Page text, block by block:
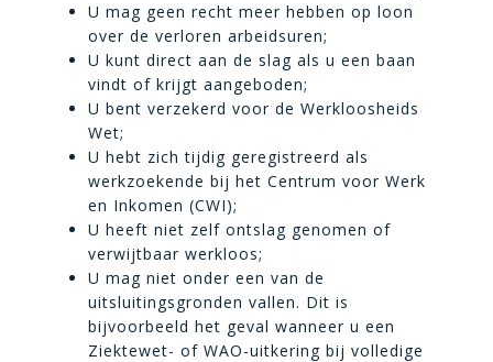
U mag geen recht meer hebben op loon
over de verloren arbeidsuren;
U kunt direct aan de slag als u een baan
vindt of krijgt aangeboden;
U bent verzekerd voor de Werkloosheids
Wet;
U hebt zich tijdig geregistreerd als
werkzoekende bij het Centrum voor Werk
en Inkomen (CWI);
U heeft niet zelf ontslag genomen of
verwijtbaar werkloos;
U mag niet onder een van de
uitsluitingsgronden vallen. Dit is
bijvoorbeeld het geval wanneer u een
Ziektewet- of WAO-uitkering bij volledige